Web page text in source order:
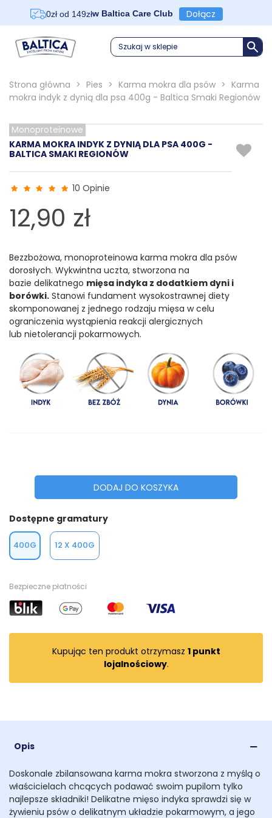
0zł od 149złw Baltica Care Club Dołącz
Szukaj w sklepie
Strona główna > Pies > Karma mokra dla psów > Karma
mokra indyk z dynią dla psa 400g - Baltica Smaki Regionów
Monoproteinowe
KARMA MOKRA INDYK Z DYNIĄ DLA PSA 400G -
BALTICA SMAKI REGIONÓW
10 Opinie
12,90 zł
Bezzbożowa, monoproteinowa karma mokra dla psów
dorosłych. Wykwintna uczta, stworzona na
bazie delikatnego mięsa indyka z dodatkiem dyni i
borówki. Stanowi fundament wysokostrawnej diety
skomponowanej z jednego rodzaju mięsa w celu
ograniczenia wystąpienia reakcji alergicznych
lub nietolerancji pokarmowych.
DODAJ DO KOSZYKA
Dostępne gramatury
400G 12 X 400G
Bezpieczne płatności
Kupując ten produkt otrzymasz 1punkt
lojalnościowy.
Opis
Doskonale zbilansowana karma mokra stworzona z myślą o
właścicielach chcących podawać swoim pupilom tylko
najlepsze składniki! Delikatne mięso indyka sprawdzi się w
żywieniu psów o delikatnym układzie pokarmowym, a jego